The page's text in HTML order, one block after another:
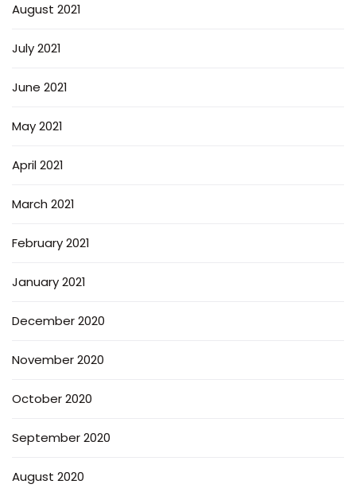
August 2021
July 2021
June 2021
May 2021
April 2021
March 2021
February 2021
January 2021
December 2020
November 2020
October 2020
September 2020
August 2020